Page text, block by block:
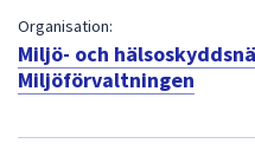
Organisation:
Miljö- och
Miljöförvaltningen